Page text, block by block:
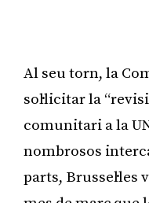
Al seu torn, la
sol·licitar la
comunitari a la
nombrosos
parts, Brussel·les